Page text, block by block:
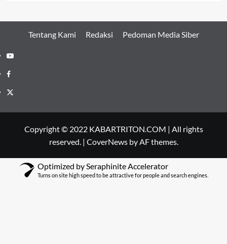
Tentang Kami Redaksi Pedoman Media Siber
Youtube
Facebook
Twitter
Copyright © 2022 KABARTRITON.COM | All rights
reserved. | CoverNewsby AF themes.
Optimized by Seraphinite Accelerator
Turns on site high speed to be attractive for people and search engines.